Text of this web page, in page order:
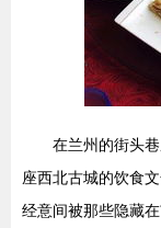
在兰州的街头
座西北古城的饮食
经意间被那些隐藏